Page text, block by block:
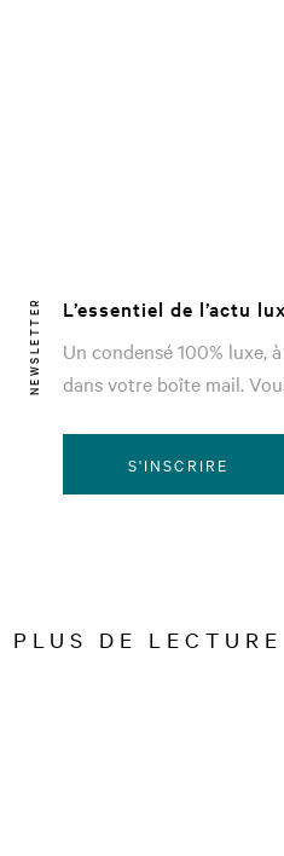
NEWSLETTER
L’essentiel de l’actu
Un condensé 100% luxe,
dans votre boîte mail.
S'INSCRIRE
PLUS DE LECTURE